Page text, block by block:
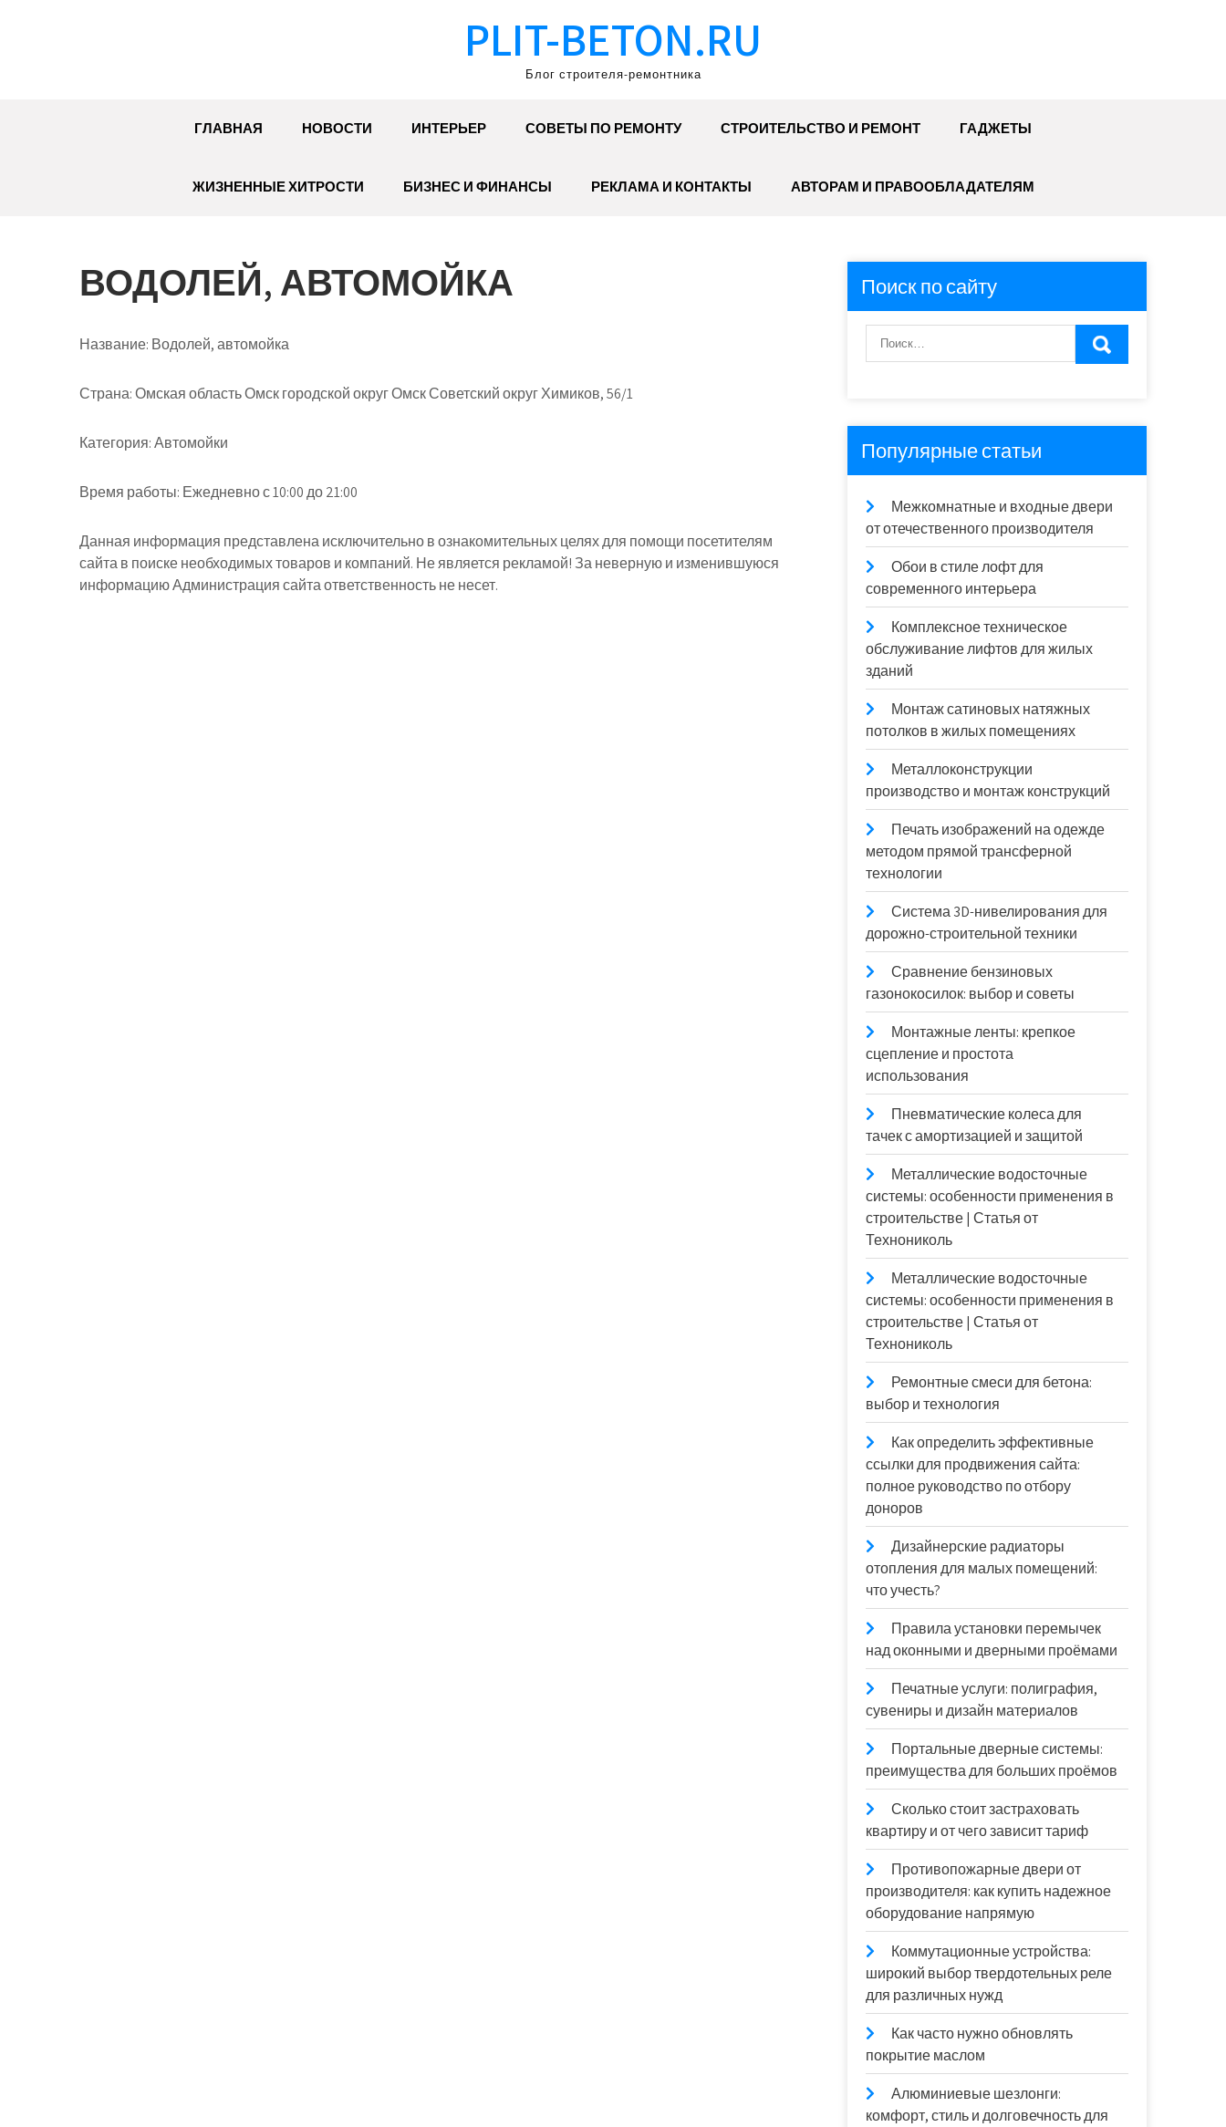
PLIT-BETON.RU
Блог строителя-ремонтника
ГЛАВНАЯ НОВОСТИ ИНТЕРЬЕР СОВЕТЫ ПО РЕМОНТУ СТРОИТЕЛЬСТВО И РЕМОНТ ГАДЖЕТЫ
ЖИЗНЕННЫЕ ХИТРОСТИ БИЗНЕС И ФИНАНСЫ РЕКЛАМА И КОНТАКТЫ АВТОРАМ И ПРАВООБЛАДАТЕЛЯМ
ВОДОЛЕЙ, АВТОМОЙКА
Название: Водолей, автомойка
Страна:Омская область Омск городской округ Омск Советский округ Химиков, 56/1
Категория:Автомойки
Время работы: Ежедневно с 10:00 до 21:00
Данная информация представлена исключительно в ознакомительных целях для помощи посетителям
сайта в поиске необходимых товаров и компаний. Не является рекламой! За неверную и изменившуюся
информацию Администрация сайта ответственность не несет.
Поиск по сайту
Популярные статьи
Межкомнатные и входные двери
от отечественного производителя
Обои в стиле лофт для
современного интерьера
Комплексное техническое
обслуживание лифтов для жилых
зданий
Монтаж сатиновых натяжных
потолков в жилых помещениях
Металлоконструкции
производство и монтаж конструкций
Печать изображений на одежде
методом прямой трансферной
технологии
Система 3D-нивелирования для
дорожно-строительной техники
Сравнение бензиновых
газонокосилок: выбор и советы
Монтажные ленты: крепкое
сцепление и простота
использования
Пневматические колеса для
тачек с амортизацией и защитой
Металлические водосточные
системы: особенности применения в
строительстве | Статья от
Технониколь
Металлические водосточные
системы: особенности применения в
строительстве | Статья от
Технониколь
Ремонтные смеси для бетона:
выбор и технология
Как определить эффективные
ссылки для продвижения сайта:
полное руководство по отбору
доноров
Дизайнерские радиаторы
отопления для малых помещений:
что учесть?
Правила установки перемычек
над оконными и дверными проёмами
Печатные услуги: полиграфия,
сувениры и дизайн материалов
Портальные дверные системы:
преимущества для больших проёмов
Сколько стоит застраховать
квартиру и от чего зависит тариф
Противопожарные двери от
производителя: как купить надежное
оборудование напрямую
Коммутационные устройства:
широкий выбор твердотельных реле
для различных нужд
Как часто нужно обновлять
покрытие маслом
Алюминиевые шезлонги:
комфорт, стиль и долговечность для